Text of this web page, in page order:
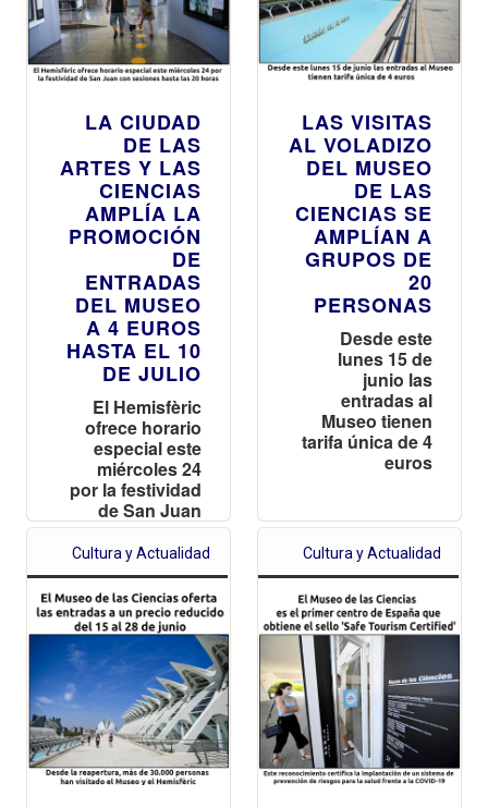
LA CIUDAD
DE LAS
ARTES Y LAS
CIENCIAS
AMPLÍA LA
PROMOCIÓN
DE
ENTRADAS
DEL MUSEO
A 4 EUROS
HASTA EL 10
DE JULIO
El Hemisfèric
ofrece horario
especial este
miércoles 24
por la festividad
de San Juan
con sesiones
hasta las 20
horas
LAS VISITAS
AL VOLADIZO
DEL MUSEO
DE LAS
CIENCIAS SE
AMPLÍAN A
GRUPOS DE
20
PERSONAS
Desde este
lunes 15 de
junio las
entradas al
Museo tienen
tarifa única de 4
euros
Cultura y Actualidad Cultura y Actualidad